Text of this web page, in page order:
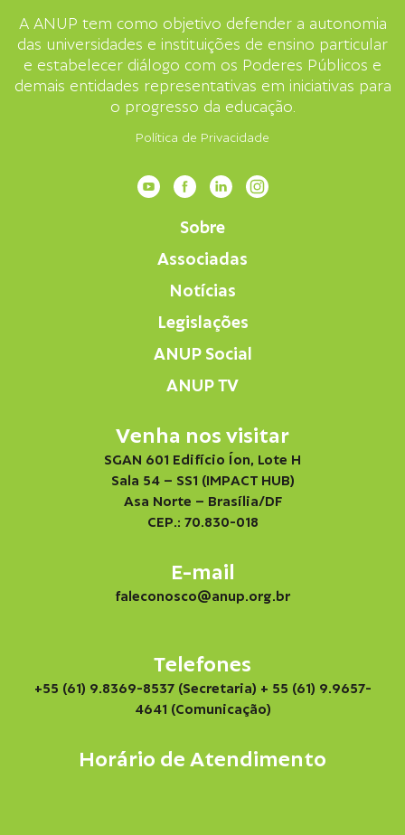
A ANUP tem como objetivo defender a autonomia
das universidades e instituições de ensino particular
e estabelecer diálogo com os Poderes Públicos e
demais entidades representativas em iniciativas para
o progresso da educação.
Política de Privacidade
Sobre
Associadas
Notícias
Legislações
ANUP Social
ANUP TV
Venha nos visitar
SGAN 601 Edifício Íon, Lote H
Sala 54 – SS1 (IMPACT HUB)
Asa Norte – Brasília/DF
CEP.: 70.830-018
E-mail
faleconosco@anup.org.br
Telefones
+55 (61) 9.8369-8537 (Secretaria) + 55 (61) 9.9657-
4641 (Comunicação)
Horário de Atendimento